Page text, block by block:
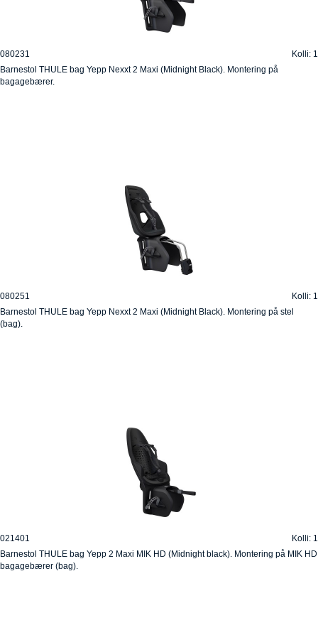
080231
Kolli: 1
Barnestol THULE bag Yepp Nexxt 2 Maxi (Midnight Black). Montering på
bagagebærer.
080251
Kolli: 1
Barnestol THULE bag Yepp Nexxt 2 Maxi (Midnight Black). Montering på stel
(bag).
021401
Kolli: 1
Barnestol THULE bag Yepp 2 Maxi MIK HD (Midnight black). Montering på MIK HD
bagagebærer (bag).